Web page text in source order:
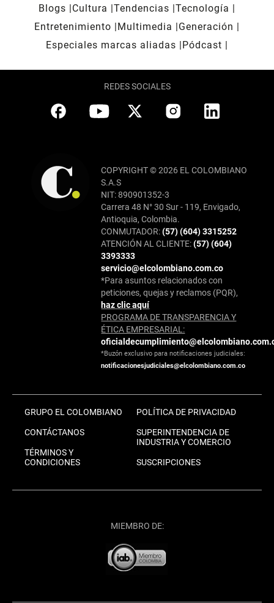
Blogs
Cultura Tendencias Tecnología
Entretenimiento
Multimedia
Generación
Especiales marcas aliadas
Pódcast
REDES SOCIALES
COPYRIGHT © 2026 EL COLOMBIANO
S.A.S
NIT: 890901352-3
Carrera 48 N° 30 Sur - 119, Envigado,
Antioquia, Colombia.
CONMUTADOR:(57) (604) 3315252
ATENCIÓN AL CLIENTE:(57) (604)
3393333
servicio@elcolombiano.com.co
*Para asuntos relacionados con
peticiones, quejas y reclamos (PQR),
haz clic aquí
PROGRAMA DE TRANSPARENCIA Y
ÉTICA EMPRESARIAL:
*Buzón exclusivo para notificaciones judiciales:
notificacionesjudiciales@elcolombiano.com.co
GRUPO EL COLOMBIANO
CONTÁCTANOS
TÉRMINOS Y
CONDICIONES
POLÍTICA DE PRIVACIDAD
SUPERINTENDENCIA DE
INDUSTRIA Y COMERCIO
SUSCRIPCIONES
MIEMBRO DE: